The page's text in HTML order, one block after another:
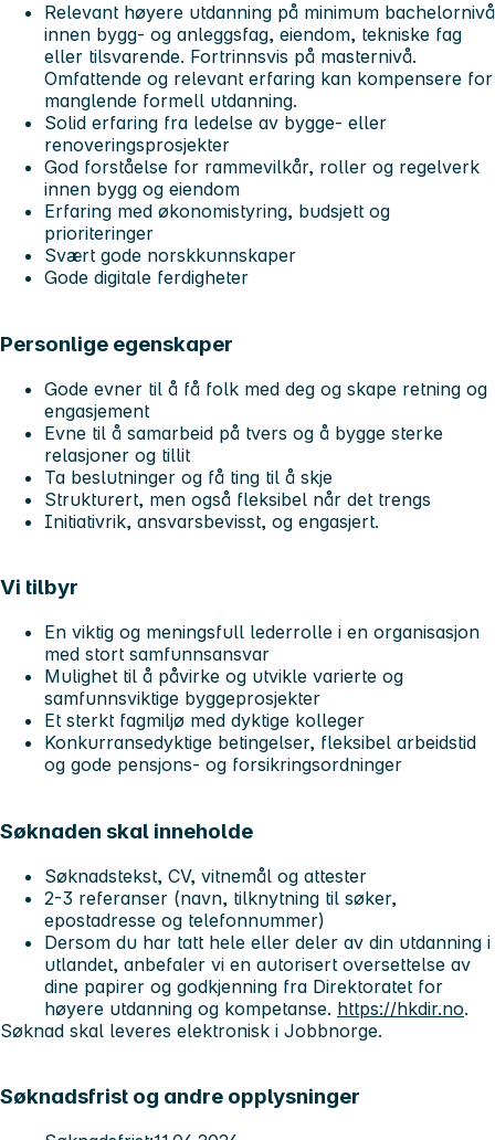
Relevant høyere utdanning på minimum bachelornivå
innen bygg- og anleggsfag, eiendom, tekniske fag
eller tilsvarende. Fortrinnsvis på masternivå.
Omfattende og relevant erfaring kan kompensere for
manglende formell utdanning.
Solid erfaring fra ledelse av bygge- eller
renoveringsprosjekter
God forståelse for rammevilkår, roller og regelverk
innen bygg og eiendom
Erfaring med økonomistyring, budsjett og
prioriteringer
Svært gode norskkunnskaper
Gode digitale ferdigheter
Personlige egenskaper
Gode evner til å få folk med deg og skape retning og
engasjement
Evne til å samarbeid på tvers og å bygge sterke
relasjoner og tillit
Ta beslutninger og få ting til å skje
Strukturert, men også fleksibel når det trengs
Initiativrik, ansvarsbevisst, og engasjert.
Vi tilbyr
En viktig og meningsfull lederrolle i en organisasjon
med stort samfunnsansvar
Mulighet til å påvirke og utvikle varierte og
samfunnsviktige byggeprosjekter
Et sterkt fagmiljø med dyktige kolleger
Konkurransedyktige betingelser, fleksibel arbeidstid
og gode pensjons- og forsikringsordninger
Søknaden skal inneholde
Søknadstekst, CV, vitnemål og attester
2-3 referanser (navn, tilknytning til søker,
epostadresse og telefonnummer)
Dersom du har tatt hele eller deler av din utdanning i
utlandet, anbefaler vi en autorisert oversettelse av
dine papirer og godkjenning fra Direktoratet for
høyere utdanning og kompetanse. https://hkdir.no.
Søknad skal leveres elektronisk i Jobbnorge.
Søknadsfrist og andre opplysninger